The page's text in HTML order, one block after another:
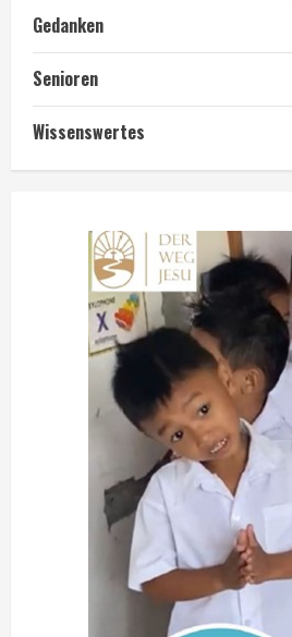
Gedanken
Senioren
Wissenswertes